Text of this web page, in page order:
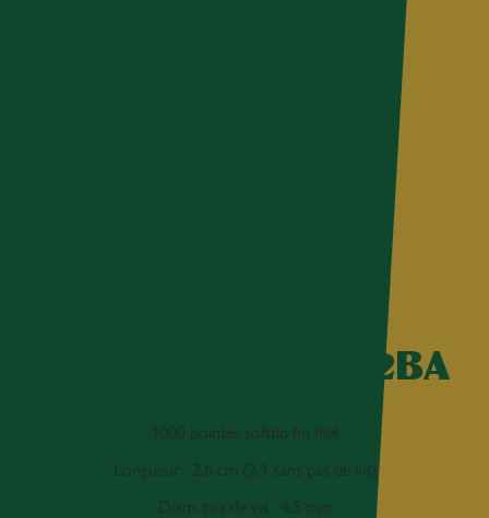
1000 Pointes Soft 2BA
1000 pointes softtip fin filet
Longueur : 2.6 cm (2.1 sans pas de vis)
Diam. pas de vis : 4.5 mm